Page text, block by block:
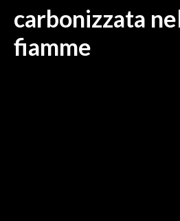
POLITICA
ECONOMIA
carbonizzata
fiamme